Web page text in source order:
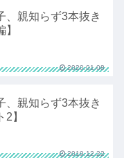
、親知らず3本抜き
2020.01.08
、親知らず3本抜き
】
2019.12.22